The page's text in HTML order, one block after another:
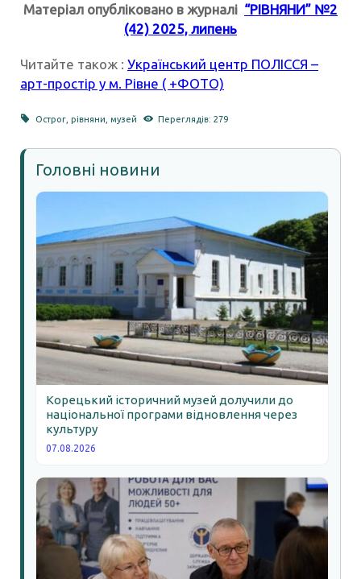
Матеріал опубліковано в журналі “РІВНЯНИ” №2
(42) 2025, липень
Читайте також : Український центр ПОЛІССЯ –
арт-простір у м. Рівне ( +ФОТО)
Острог ,рівняни ,музей Переглядів: 279
Головні новини
Корецький історичний музей долучили до
національної програми відновлення через
культуру
07.08.2026